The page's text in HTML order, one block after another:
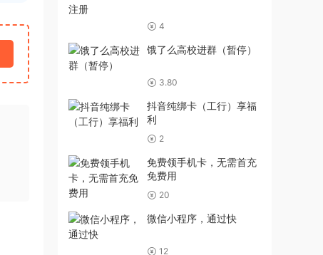
4
饿了么高校进群（暂停）
3.80
抖音纯绑卡（工行）享福
利
2
免费领手机卡，无需首充
免费用
20
微信小程序，通过快
12